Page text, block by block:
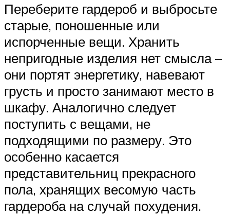
Переберите гардероб и выбросьте
старые, поношенные или
испорченные вещи. Хранить
непригодные изделия нет смысла –
они портят энергетику, навевают
грусть и просто занимают место в
шкафу. Аналогично следует
поступить с вещами, не
подходящими по размеру. Это
особенно касается
представительниц прекрасного
пола, хранящих весомую часть
гардероба на случай похудения.